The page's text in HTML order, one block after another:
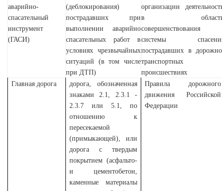
аварийно-
спасательный
инструмент
(ГАСИ)
(деблокирования)
пострадавших при
выполнении аварийно
спасательных работ в
условиях чрезвычайных
ситуаций (в том числе
при ДТП)
организации
в
совершенствования
системы
пострадавших в
транспортных
происшествиях
Главная дорога
дорога, обозначенная
знаками 2.1, 2.3.1 -
2.3.7 или 5.1, по
отношению к
пересекаемой
(примыкающей), или
дорога с твердым
покрытием (асфальто-
и цементобетон,
каменные материалы
Правила дорожного
движения Российской
Федерации